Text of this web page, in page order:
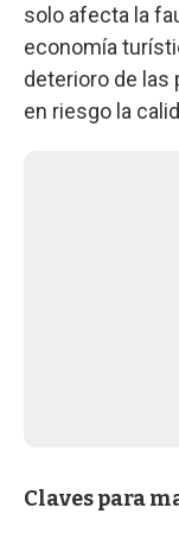
solo afecta la
economía
deterioro de las
en riesgo la
Claves para